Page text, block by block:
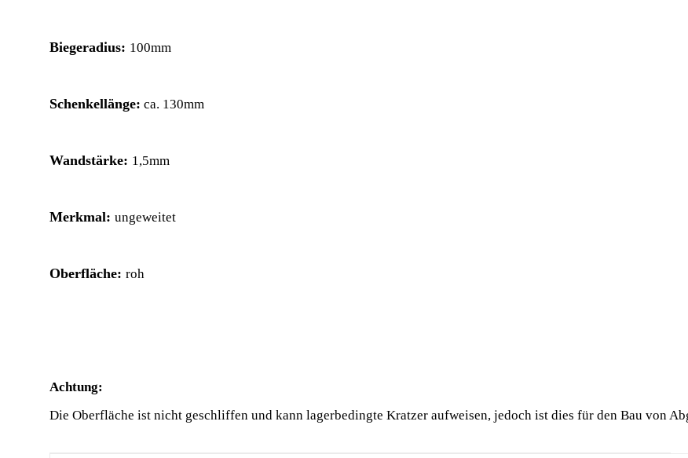
Biegeradius: 100mm
Schenkellänge: ca. 130mm
Wandstärke: 1,5mm
Merkmal: ungeweitet
Oberfläche: roh
Achtung:
Die Oberfläche ist nicht geschliffen und kann lagerbedingte Kratzer aufweisen, jedoch ist dies für den Bau von